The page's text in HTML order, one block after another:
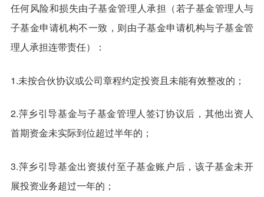
任何风险和损失由子基金管理人承担（若子基金管理人与
子基金申请机构不一致，则由子基金申请机构与子基金管
理人承担连带责任）：
1.未按合伙协议或公司章程约定投资且未能有效整改的；
2.萍乡引导基金与子基金管理人签订协议后，其他出资人
首期资金未实际到位超过半年的；
3.萍乡引导基金出资拔付至子基金账户后，该子基金未开
展投资业务超过一年的；